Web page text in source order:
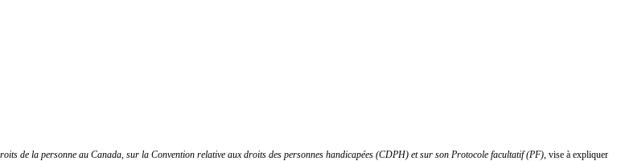
de la personne au Canada, sur la Convention relative aux droits des personnes handicapées (CDPH) et sur son Protocole facultatif (PF) , vise à expliquer